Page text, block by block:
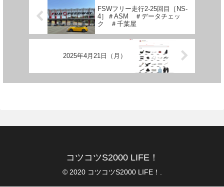
FSWフリー走行2-25回目［NS-
4］＃ASM ＃データチェッ
ク ＃千葉屋
2025年4月21日（月）
コツコツS2000 LIFE！
© 2020 コツコツS2000 LIFE！.